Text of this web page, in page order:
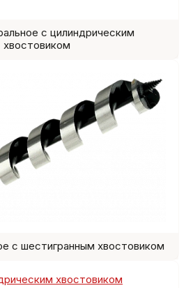
с цилиндрическим
хвостовиком
с шестигранным хвостовиком